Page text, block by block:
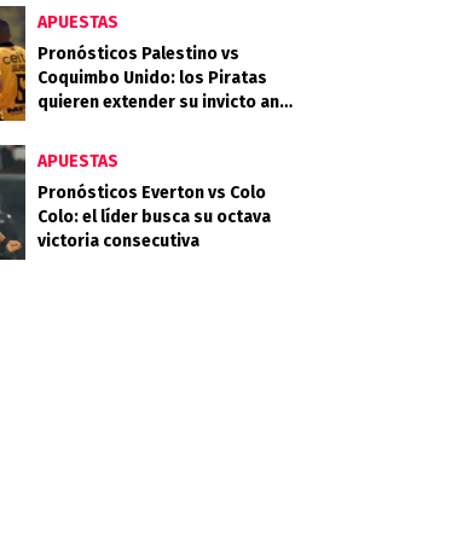
APUESTAS
Pronósticos Palestino vs
Coquimbo Unido: los Piratas
quieren extender su invicto ante
APUESTAS
Pronósticos Everton vs Colo
Colo: el líder busca su octava
victoria consecutiva